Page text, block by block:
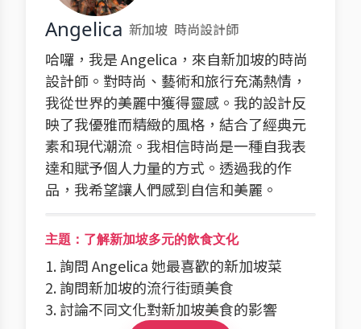
Angelica 新加坡 時尚設計師
哈囉，我是 Angelica，來自新加坡的時尚
設計師。對時尚、藝術和旅行充滿熱情，
我從世界的美麗中獲得靈感。我的設計反
映了我優雅而精緻的風格，結合了經典元
素和現代潮流。我相信時尚是一種自我表
達和賦予個人力量的方式。透過我的作
品，我希望讓人們感到自信和美麗。
主題：了解新加坡多元的飲食文化
1. 詢問 Angelica 她最喜歡的新加坡菜
2. 詢問新加坡的流行街頭美食
3. 討論不同文化對新加坡美食的影響